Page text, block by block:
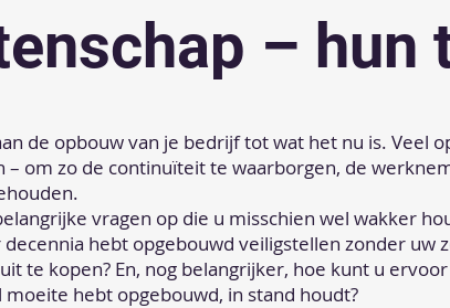
– hun
de opbouw van je bedrijf tot wat het nu is.
– om zo de continuïteit te waarborgen, de
vragen op die u misschien wel wakker
hebt opgebouwd veiligstellen zonder uw
te kopen? En, nog belangrijker, hoe kunt u
hebt opgebouwd, in stand houdt?